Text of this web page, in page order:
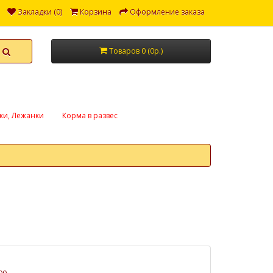
Закладки (0) Корзина Оформление заказа
Товаров 0 (0р.)
Лежанки Корма в развес